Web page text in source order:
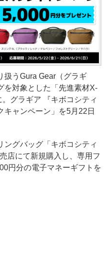
扱うGura Gear（グラギ
を対象とした「先進素材X-
グラギア 『キボコシティ
キャンペーン」を5月22日
ングバッグ「キボコシティ
店にて新規購入し、専用フ
円分の電子マネーギフトを